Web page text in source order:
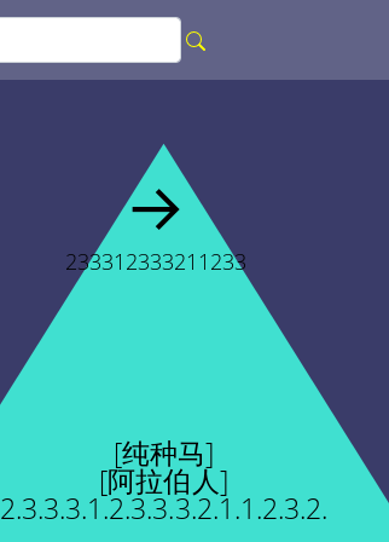
[纯种马]
[阿拉伯人]
2.3.3.3.1.2.3.3.3.2.1.1.2.3.2.
→
233312333211233